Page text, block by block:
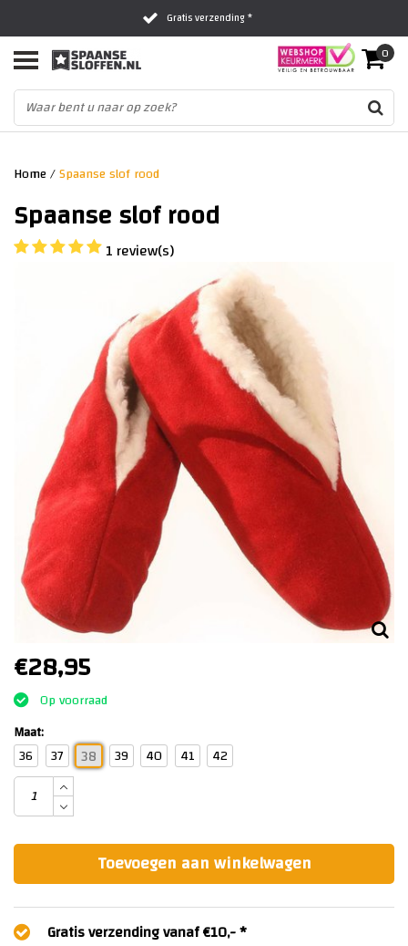
Gratis verzending *
Al 16 jaar het vertrouwde adres
Fysieke winkel in Zwolle
0
Home/Spaanse slof rood
Spaanse slof rood
1 review(s)
€28,95
Op voorraad
Maat:
36
37 38 39 40 41 42
Toevoegen aan winkelwagen
Gratis verzending vanaf €10,- *